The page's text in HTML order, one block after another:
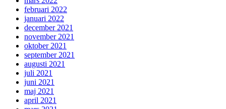
februari 2022
januari 2022
december 2021
november 2021
oktober 2021
september 2021
augusti 2021
juli 2021
juni 2021
maj 2021
april 2021